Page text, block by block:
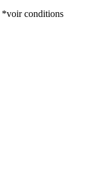
*voir conditions